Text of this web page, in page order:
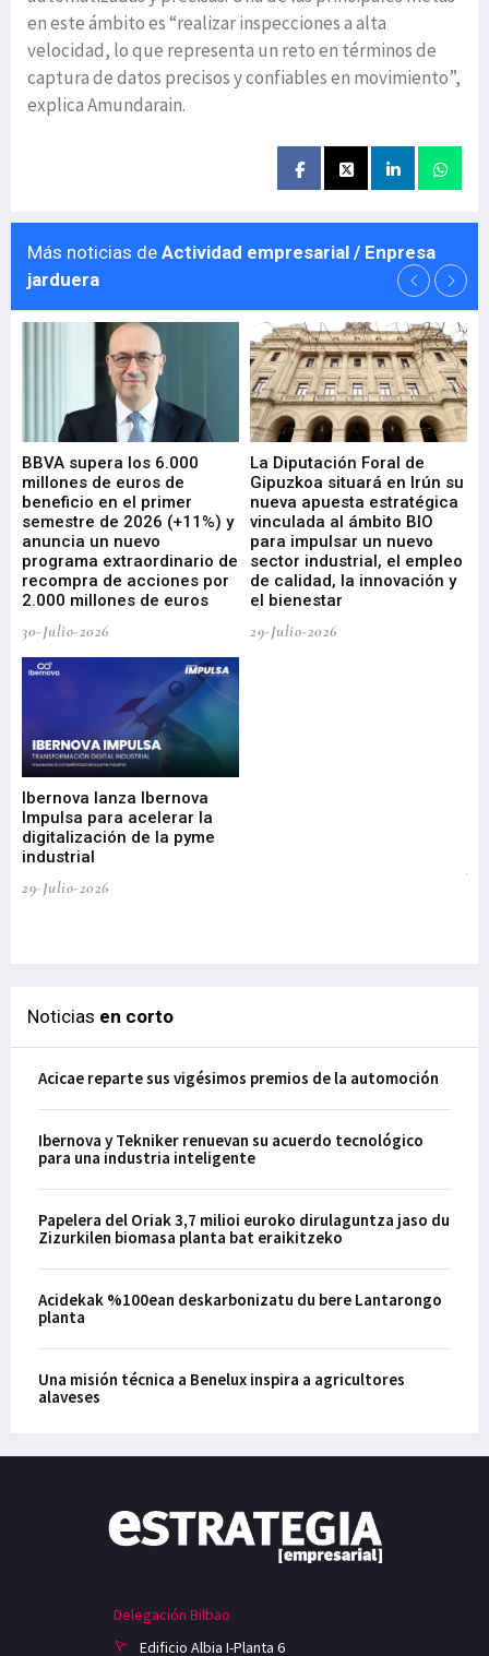
en este ámbito es “realizar inspecciones a alta
velocidad, lo que representa un reto en términos de
captura de datos precisos y confiables en movimiento”,
explica Amundarain.
Más noticias de Actividad empresarial / Enpresa
jarduera
BBVA supera los 6.000
millones de euros de
beneficio en el primer
semestre de 2026 (+11%) y
anuncia un nuevo
programa extraordinario de
recompra de acciones por
2.000 millones de euros
30-Julio-2026
La Diputación Foral de
Gipuzkoa situará en Irún su
nueva apuesta estratégica
vinculada al ámbito BIO
para impulsar un nuevo
sector industrial, el empleo
de calidad, la innovación y
el bienestar
29-Julio-2026
Ibernova lanza Ibernova
Impulsa para acelerar la
digitalización de la pyme
industrial
29-Julio-2026
Noticias en corto
Acicae reparte sus vigésimos premios de la automoción
Ibernova y Tekniker renuevan su acuerdo tecnológico
para una industria inteligente
Papelera del Oriak 3,7 milioi euroko dirulaguntza jaso du
Zizurkilen biomasa planta bat eraikitzeko
Acidekak %100ean deskarbonizatu du bere Lantarongo
planta
Una misión técnica a Benelux inspira a agricultores
alaveses
Delegación Bilbao
Edificio Albia I-Planta 6